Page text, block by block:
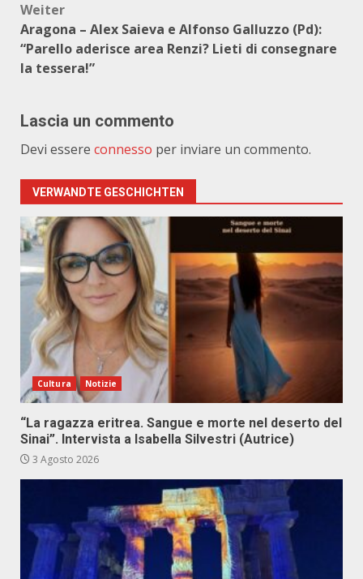
Weiter
Aragona – Alex Saieva e Alfonso Galluzzo (Pd):
“Parello aderisce area Renzi? Lieti di consegnare
la tessera!”
Lascia un commento
Devi essere connesso per inviare un commento.
VERWANDTE GESCHICHTEN
Cultura Notizie
“La ragazza eritrea. Sangue e morte nel deserto del
Sinai”. Intervista a Isabella Silvestri (Autrice)
3 Agosto 2026